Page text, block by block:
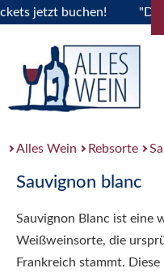
jetzt buchen! "Das
Alles Wein Rebsorte
Sauvignon blanc
Sauvignon Blanc ist eine
Weißweinsorte, die
Frankreich stammt.